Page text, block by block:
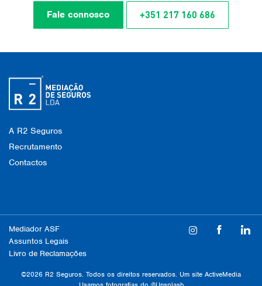
Fale connosco +351 217 160 686
A R2 Seguros
Recrutamento
Contactos
Mediador ASF
Assuntos Legais
Livro de Reclamações
©2026 R2 Seguros. Todos os direitos reservados. Um site ActiveMedia